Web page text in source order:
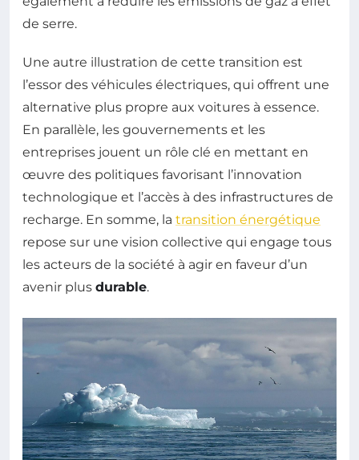
de serre.
Une autre illustration de cette transition est
l’essor des véhicules électriques, qui offrent une
alternative plus propre aux voitures à essence.
En parallèle, les gouvernements et les
entreprises jouent un rôle clé en mettant en
œuvre des politiques favorisant l’innovation
technologique et l’accès à des infrastructures de
recharge. En somme, la transition énergétique
repose sur une vision collective qui engage tous
les acteurs de la société à agir en faveur d’un
avenir plus durable.